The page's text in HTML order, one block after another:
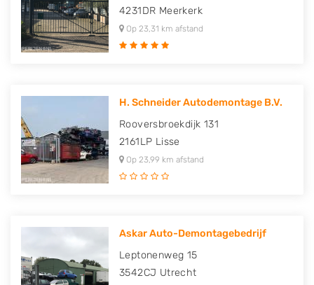
4231DR Meerkerk
Op 23,31 km afstand
H. Schneider Autodemontage B.V.
Rooversbroekdijk 131
2161LP Lisse
Op 23,99 km afstand
Askar Auto-Demontagebedrijf
Leptonenweg 15
3542CJ Utrecht